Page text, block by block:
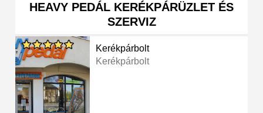
HEAVY PEDÁL KERÉKPÁRÜZLET ÉS
SZERVIZ
Kerékpárbolt
Kerékpárbolt